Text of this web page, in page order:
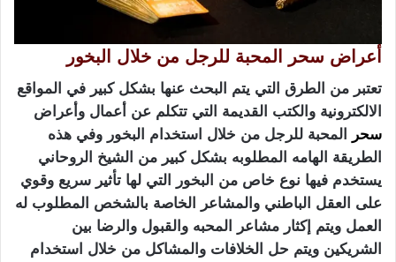
أعراض سحر المحبة للرجل من خلال البخور
تعتبر من الطرق التي يتم البحث عنها بشكل كبير في المواقع
الالكترونية والكتب القديمة التي تتكلم عن أعمال وأعراض
سحر
المحبة للرجل من خلال استخدام البخور وفي هذه
الطريقة الهامه المطلوبه بشكل كبير من الشيخ الروحاني
يستخدم فيها نوع خاص من البخور التي لها تأثير سريع وقوي
على العقل الباطني والمشاعر الخاصة بالشخص المطلوب له
العمل ويتم إكثار مشاعر المحبه والقبول والرضا بين
الشريكين ويتم حل الخلافات والمشاكل من خلال استخدام